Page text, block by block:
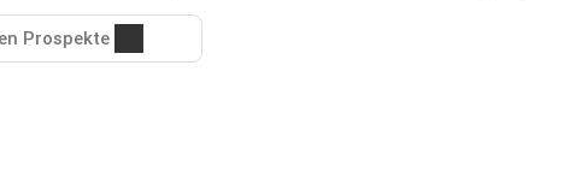
Prospekte